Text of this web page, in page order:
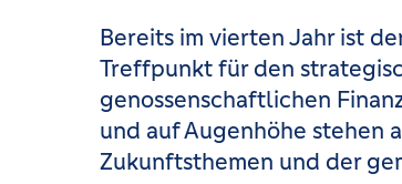
Bereits im vierten Jahr ist
Treffpunkt für den
genossenschaftlichen
und auf Augenhöhe stehen
Zukunftsthemen und der